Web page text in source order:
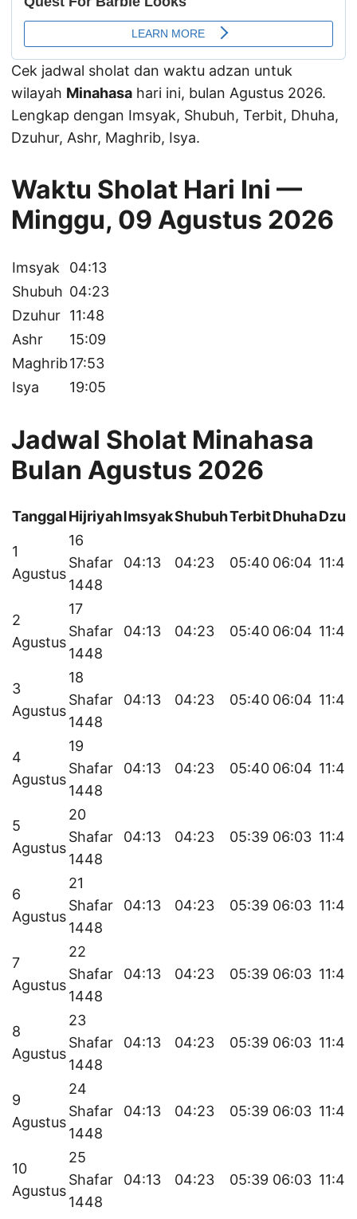
Cek jadwal sholat dan waktu adzan untuk
wilayah Minahasa hari ini, bulan Agustus 2026.
Lengkap dengan Imsyak, Shubuh, Terbit, Dhuha,
Dzuhur, Ashr, Maghrib, Isya.
Waktu Sholat Hari Ini —
Minggu, 09 Agustus 2026
Imsyak
04:13
Shubuh 04:23
Dzuhur 11:48
Ashr
15:09
Maghrib17:53
Isya
19:05
Jadwal Sholat Minahasa
Bulan Agustus 2026
TanggalHijriyahImsyakShubuhTerbitDhuha
1
Agustus
16
Shafar
1448
04:13 04:23 05:40 06:04 11:49
2
Agustus
17
Shafar
1448
04:13 04:23 05:40 06:04 11:49
3
Agustus
18
Shafar
1448
04:13 04:23 05:40 06:04 11:49
4
Agustus
19
Shafar
1448
04:13 04:23 05:40 06:04 11:49
5
Agustus
20
Shafar
1448
04:13 04:23 05:39 06:03 11:49
6
Agustus
21
Shafar
1448
04:13 04:23 05:39 06:03 11:48
7
Agustus
22
Shafar
1448
04:13 04:23 05:39 06:03 11:48
8
Agustus
23
Shafar
1448
04:13 04:23 05:39 06:03 11:48
9
Agustus
24
Shafar
1448
04:13 04:23 05:39 06:03 11:48
10
Agustus
25
Shafar
1448
04:13 04:23 05:39 06:03 11:48